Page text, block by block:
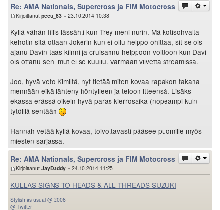
Re: AMA Nationals, Supercross ja FIM Motocross
Kirjoittanut pecu_83 » 23.10.2014 10:38
Kyllä vähän fiilis lässähti kun Trey meni nurin. Mä kotisohvalta
kehotin sitä ottaan Jokerin kun ei ollu helppo ohittaa, sit se ois
ajanu Davin taas kiinni ja cruisannu helppoon voittoon kun Davi
ois ottanu sen, mut ei se kuullu. Varmaan viivettä streamissa.
Joo, hyvä veto Kimiltä, nyt tietää miten kovaa rapakon takana
mennään eikä lähteny höntyileen ja teloon itteensä. Lisäks
ekassa erässä oikein hyvä paras kierrosaika (nopeampi kuin
tytölllä sentään
Hannah vetää kyllä kovaa, toivottavasti pääsee puomille myös
miesten sarjassa.
Re: AMA Nationals, Supercross ja FIM Motocross
Kirjoittanut JayDaddy » 24.10.2014 11:25
KULLAS SIGNS TO HEADS & ALL THREADS SUZUKI
Stylish as usual @ 2006
@ Twitter